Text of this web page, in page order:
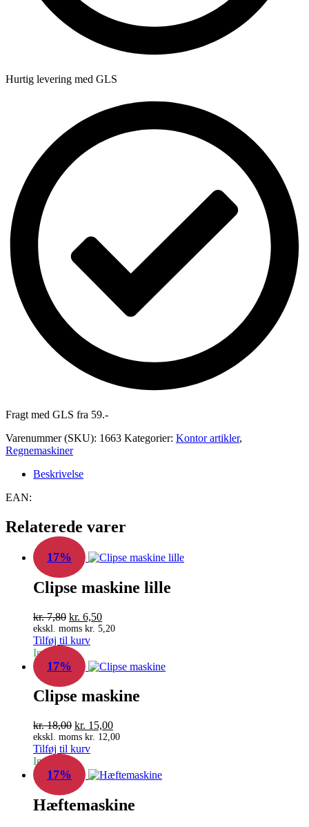
Hurtig levering med GLS
Fragt med GLS fra 59.-
Varenummer (SKU): 1663 Kategorier: Kontor artikler,
Regnemaskiner
Beskrivelse
EAN:
Relaterede varer
17%
Clipse maskine lille
kr.7,80 Den
oprindelige
pris
var:
kr. 7,80.
kr. 6,50Den
aktuelle
kr. 6,50.
ekskl. moms kr. 5,20
Tilføj til kurv
In Stock
17%
Clipse maskine
kr.18,00 Den
oprindelige
pris
var:
kr. 18,00.
kr. 15,00Den
aktuelle
kr. 15,00.
ekskl. moms kr. 12,00
Tilføj til kurv
In Stock
17%
Hæftemaskine